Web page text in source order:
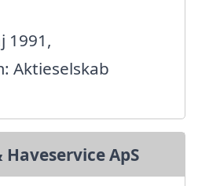
1991,
Aktieselskab
ApS